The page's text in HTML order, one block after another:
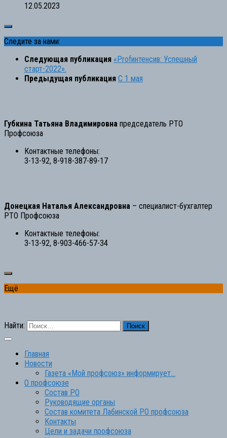
12.05.2023
Следите за нами:
Следующая публикация «Profинтенсив: Успешный
старт-2022».
Предыдущая публикация С 1 мая
Губкина Татьяна Владимировна председатель РТО
Профсоюза
Контактные телефоны:
3-13-92, 8-918-387-89-17
Донецкая Наталья Александровна – специалист-бухгалтер
РТО Профсоюза
Контактные телефоны:
3-13-92, 8-903-466-57-34
Ещё
Найти:
Главная
Новости
Газета «Мой профсоюз» информирует…
О профсоюзе
Состав РО
Руководящие органы
Состав комитета Лабинской РО профсоюза
Контакты
Цели и задачи профсоюза